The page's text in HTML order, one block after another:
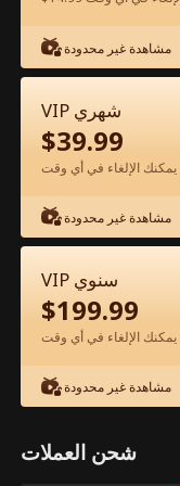
أميرة الذئب الفيلم
كامل
0-49 50-58
39 40
مشاهدة غير محدودة
VIP شهري
$39.99
مشاهدة غير محدودة
VIP سنوي
$199.99
مشاهدة غير محدودة
شحن العملات